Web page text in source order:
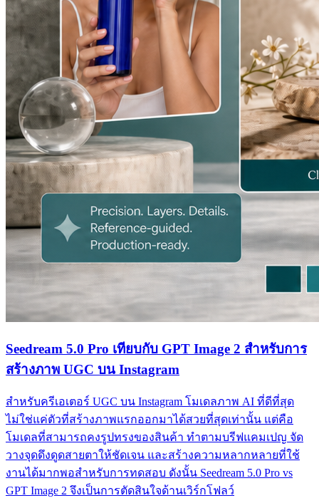
Seedream 5.0 Pro เทียบกับ GPT Image 2 สำหรับการ
สร้างภาพ UGC บน Instagram
สำหรับครีเอเตอร์ UGC บน Instagram โมเดลภาพ AI ที่ดีที่สุด
ไม่ใช่แค่ตัวที่สร้างภาพแรกออกมาได้สวยที่สุดเท่านั้น แต่คือ
โมเดลที่สามารถคงรูปทรงของสินค้า ทำตามบรีฟแคมเปญ จัด
วางจุดดึงดูดสายตาให้ชัดเจน และสร้างความหลากหลายที่ใช้
งานได้มากพอสำหรับการทดสอบ ดังนั้น Seedream 5.0 Pro vs
GPT Image 2 จึงเป็นการตัดสินใจด้านเวิร์กโฟลว์